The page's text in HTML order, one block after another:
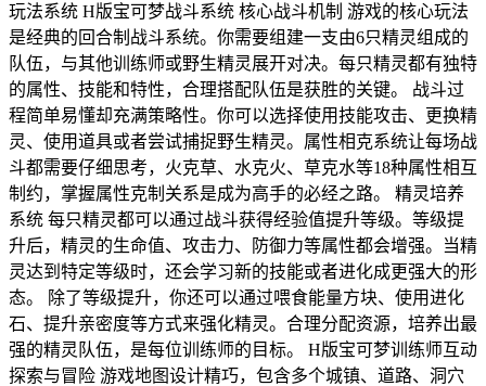
玩法系统 H版宝可梦战斗系统 核心战斗机制 游戏的核心玩法
是经典的回合制战斗系统。你需要组建一支由6只精灵组成的
队伍，与其他训练师或野生精灵展开对决。每只精灵都有独特
的属性、技能和特性，合理搭配队伍是获胜的关键。 战斗过
程简单易懂却充满策略性。你可以选择使用技能攻击、更换精
灵、使用道具或者尝试捕捉野生精灵。属性相克系统让每场战
斗都需要仔细思考，火克草、水克火、草克水等18种属性相互
制约，掌握属性克制关系是成为高手的必经之路。 精灵培养
系统 每只精灵都可以通过战斗获得经验值提升等级。等级提
升后，精灵的生命值、攻击力、防御力等属性都会增强。当精
灵达到特定等级时，还会学习新的技能或者进化成更强大的形
态。 除了等级提升，你还可以通过喂食能量方块、使用进化
石、提升亲密度等方式来强化精灵。合理分配资源，培养出最
强的精灵队伍，是每位训练师的目标。 H版宝可梦训练师互动
探索与冒险 游戏地图设计精巧，包含多个城镇、道路、洞穴